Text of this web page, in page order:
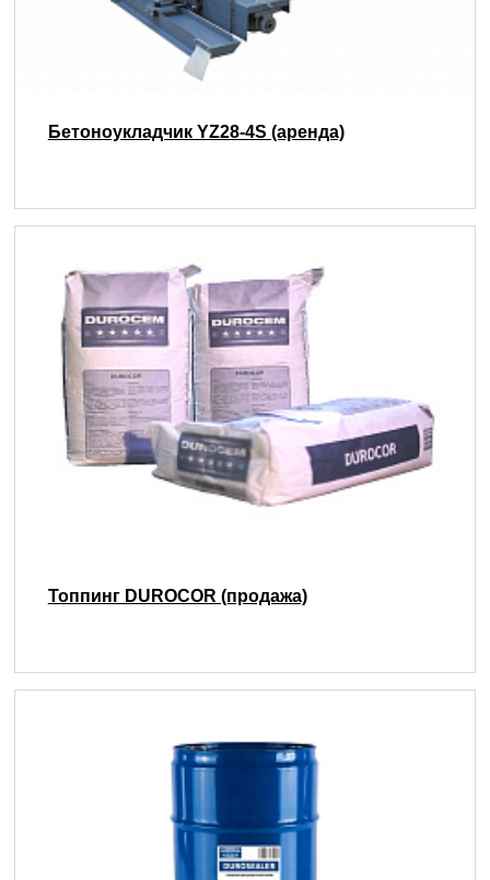
Бетоноукладчик YZ28-4S (аренда)
Топпинг DUROCOR (продажа)